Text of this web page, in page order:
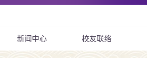
新闻中心 校友联络